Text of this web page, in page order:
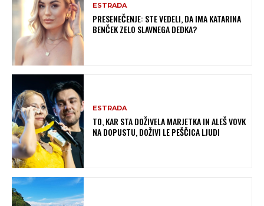
ESTRADA
PRESENEČENJE: STE VEDELI, DA IMA KATARINA
BENČEK ZELO SLAVNEGA DEDKA?
ESTRADA
TO, KAR STA DOŽIVELA MARJETKA IN ALEŠ VOVK
NA DOPUSTU, DOŽIVI LE PEŠČICA LJUDI